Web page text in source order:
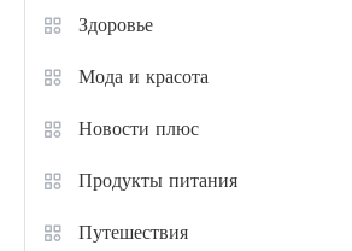
Здоровье
Мода и красота
Новости плюс
Продукты питания
Путешествия